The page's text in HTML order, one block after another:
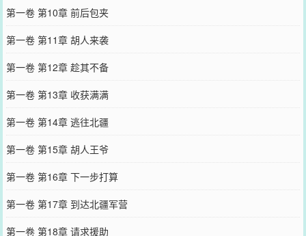
第一卷 第10章 前后包夹
第一卷 第11章 胡人来袭
第一卷 第12章 趁其不备
第一卷 第13章 收获满满
第一卷 第14章 逃往北疆
第一卷 第15章 胡人王爷
第一卷 第16章 下一步打算
第一卷 第17章 到达北疆军营
第一卷 第18章 请求援助